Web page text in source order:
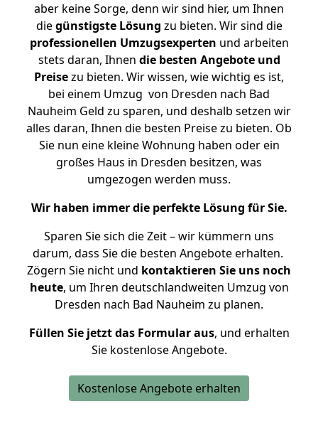
aber keine Sorge, denn wir sind hier, um Ihnen
diegünstigste Lösung zu bieten. Wir sind die
professionellen Umzugsexperten und arbeiten
stets daran, Ihnen die besten Angebote und
Preisezu bieten. Wir wissen, wie wichtig es ist,
bei einem Umzug von Dresden nach Bad
Nauheim Geld zu sparen, und deshalb setzen wir
alles daran, Ihnen die besten Preise zu bieten. Ob
Sie nun eine kleine Wohnung haben oder ein
großes Haus in Dresden besitzen, was
umgezogen werden muss.
Wir haben immer die perfekte Lösung für Sie.
Sparen Sie sich die Zeit – wir kümmern uns
darum, dass Sie die besten Angebote erhalten.
Zögern Sie nicht und kontaktieren Sie uns noch
heute, um Ihren deutschlandweiten Umzug von
Dresden nach Bad Nauheim zu planen.
Füllen Sie jetzt das Formular aus, und erhalten
Sie kostenlose Angebote.
Kostenlose Angebote erhalten